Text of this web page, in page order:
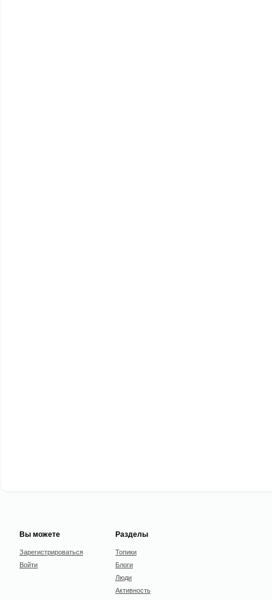
Вы можете
Зарегистрироваться
Войти
Разделы
Топики
Блоги
Люди
Активность